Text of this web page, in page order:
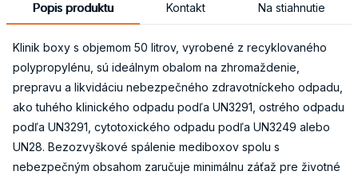
Popis produktu Kontakt Na stiahnutie
Klinik boxy s objemom 50 litrov, vyrobené z recyklovaného
polypropylénu, sú ideálnym obalom na zhromaždenie,
prepravu a likvidáciu nebezpečného zdravotníckeho odpadu,
ako tuhého klinického odpadu podľa UN3291, ostrého odpadu
podľa UN3291, cytotoxického odpadu podľa UN3249 alebo
UN28. Bezozvyškové spálenie mediboxov spolu s
nebezpečným obsahom zaručuje minimálnu záťaž pre životné